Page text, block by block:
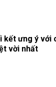
kết ưng ý với
vời nhất